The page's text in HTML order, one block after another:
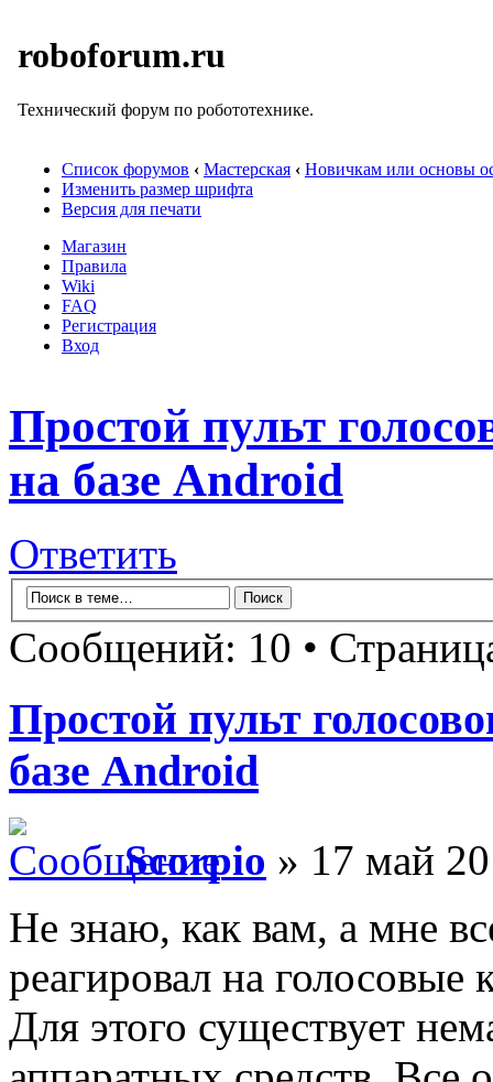
roboforum.ru
Технический форум по робототехнике.
Список форумов ‹ Мастерская ‹ Новичкам или основы
Изменить размер шрифта
Версия для печати
Магазин
Правила
Wiki
FAQ
Регистрация
Вход
Простой пульт
на базе Android
Ответить
Сообщений: 10 •
Простой пульт
базе Android
Scorpio » 17 май
Не знаю, как вам, а мне
реагировал на голосовые
Для этого существует